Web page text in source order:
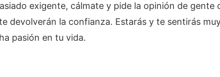
exigente, cálmate y pide la opinión de
devolverán la confianza. Estarás y te sentirás
pasión en tu vida.